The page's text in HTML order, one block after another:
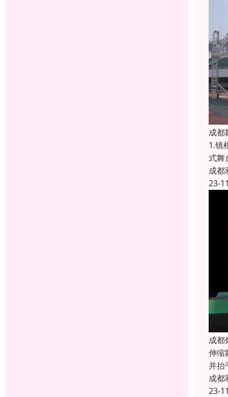
成都
1.镜
式舞
成都
23-
成都
伸缩
并抬
成都
23-